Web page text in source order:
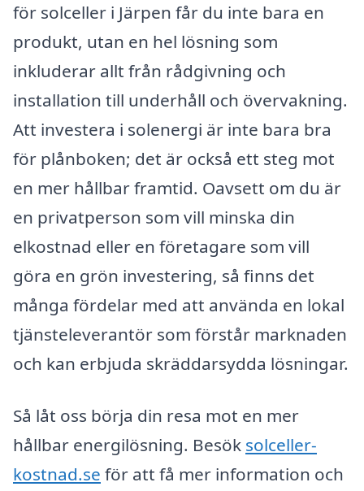
för solceller i Järpen får du inte bara en
produkt, utan en hel lösning som
inkluderar allt från rådgivning och
installation till underhåll och övervakning.
Att investera i solenergi är inte bara bra
för plånboken; det är också ett steg mot
en mer hållbar framtid. Oavsett om du är
en privatperson som vill minska din
elkostnad eller en företagare som vill
göra en grön investering, så finns det
många fördelar med att använda en lokal
tjänsteleverantör som förstår marknaden
och kan erbjuda skräddarsydda lösningar.
Så låt oss börja din resa mot en mer
hållbar energilösning. Besök solceller-
kostnad.se för att få mer information och